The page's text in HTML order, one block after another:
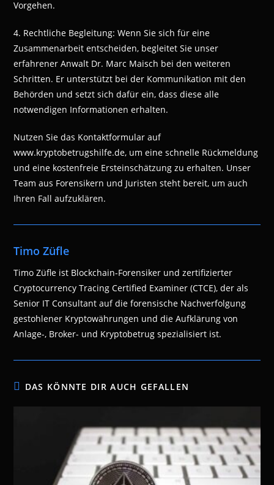
Vorgehen.
4. Rechtliche Begleitung: Wenn Sie sich für eine
Zusammenarbeit entscheiden, begleitet Sie unser
erfahrener Anwalt Dr. Marc Maisch bei den weiteren
Schritten. Er unterstützt bei der Kommunikation mit den
Behörden und setzt sich dafür ein, dass diese alle
notwendigen Informationen erhalten.
Nutzen Sie das Kontaktformular auf
www.kryptobetrugshilfe.de, um eine schnelle Rückmeldung
und eine kostenfreie Ersteinschätzung zu erhalten. Unser
Team aus Forensikern und Juristen steht bereit, um auch
Ihren Fall aufzuklären.
Timo Züfle
Timo Züfle ist Blockchain-Forensiker und zertifizierter
Cryptocurrency Tracing Certified Examiner (CTCE), der als
Senior IT Consultant auf die forensische Nachverfolgung
gestohlener Kryptowährungen und die Aufklärung von
Anlage-, Broker- und Kryptobetrug spezialisiert ist.
DAS KÖNNTE DIR AUCH GEFALLEN